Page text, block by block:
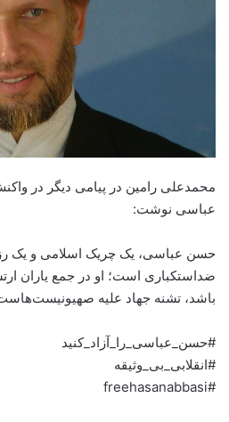
محمدعلی رامین در پیامی دیگر در
عباسی نوشت:
حسن عباسی، یک چریک اسلامی و یک
ضداستکباری است؛ او در جمع یاران
باشد، تشنه جهاد علیه
#حسن_عباسی_را_آزاد_کنید
#انقلابی_بی_وثیقه
#freehasanabbasi